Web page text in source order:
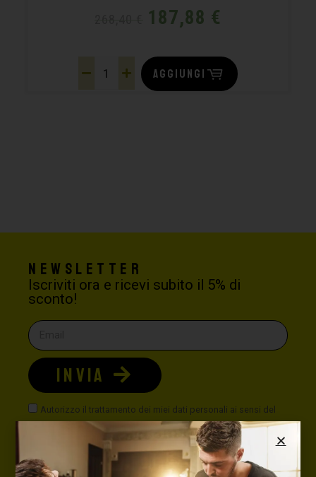
187,88 €
AGGIUNGI
Newsletter
Iscriviti ora e ricevi subito il 5% di
sconto!
Autorizzo il trattamento dei miei dati personali ai sensi del
Nuovo Codice della Privacy. È possibile leggere la nostra
politica sulla privacy
INVIA